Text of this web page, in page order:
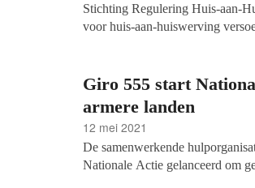
Stichting Regulering Huis-aan-
voor huis-aan-huiswerving
Giro 555 start
armere landen
12 mei 2021
De samenwerkende
Nationale Actie gelanceerd om